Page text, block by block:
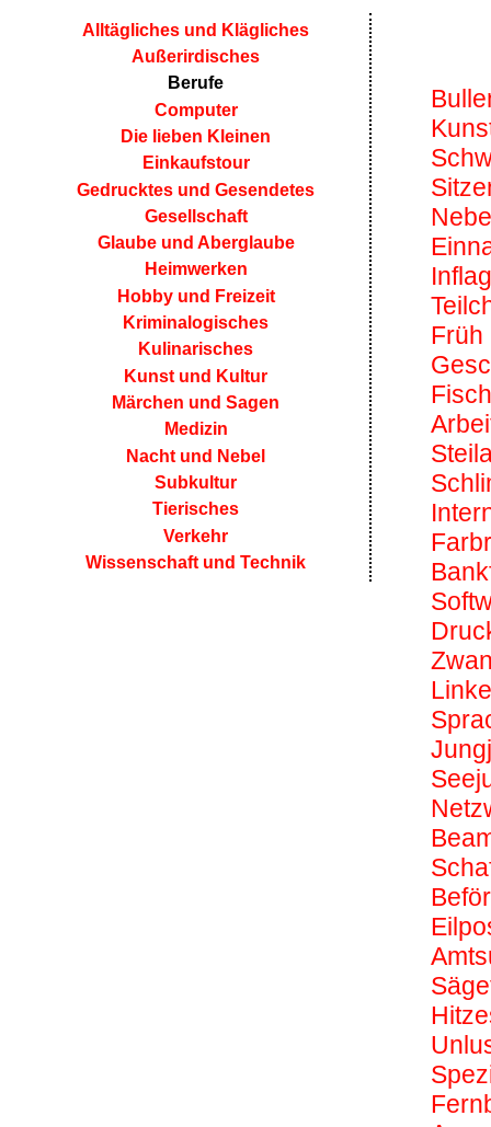
Alltägliches und Klägliches
Außerirdisches
Berufe
Computer
Die lieben Kleinen
Einkaufstour
Gedrucktes und Gesendetes
Gesellschaft
Glaube und Aberglaube
Heimwerken
Hobby und Freizeit
Kriminalogisches
Kulinarisches
Kunst und Kultur
Märchen und Sagen
Medizin
Nacht und Nebel
Subkultur
Tierisches
Verkehr
Wissenschaft und Technik
Früh